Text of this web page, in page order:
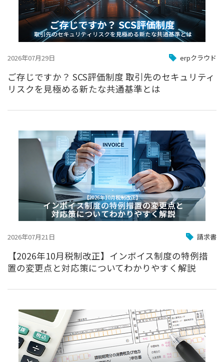
2026年07月29日 erpクラウド
ご存じですか？ SCS評価制度 取引先のセキュリティ
リスクを見極める新たな共通基準とは
2026年07月21日 請求書
【2026年10月税制改正】インボイス制度の特例措
置の変更点と対応策についてわかりやすく解説